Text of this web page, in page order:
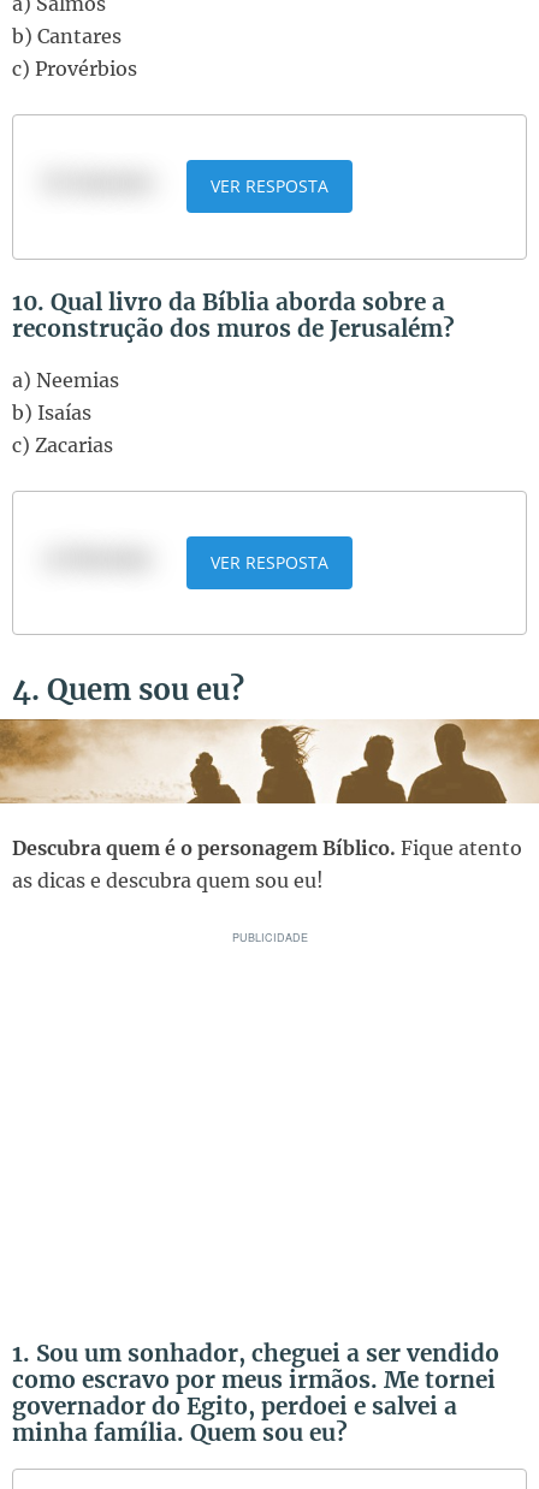
b) Cantares
c) Provérbios
VER RESPOSTA
10. Qual livro da Bíblia aborda sobre a
reconstrução dos muros de Jerusalém?
a) Neemias
b) Isaías
c) Zacarias
VER RESPOSTA
4. Quem sou eu?
Descubra quem é o personagem Bíblico. Fique atento
as dicas e descubra quem sou eu!
1. Sou um sonhador, cheguei a ser vendido
como escravo por meus irmãos. Me tornei
governador do Egito, perdoei e salvei a
minha família. Quem sou eu?